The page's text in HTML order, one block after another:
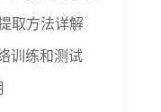
取方法详解
训练和测试